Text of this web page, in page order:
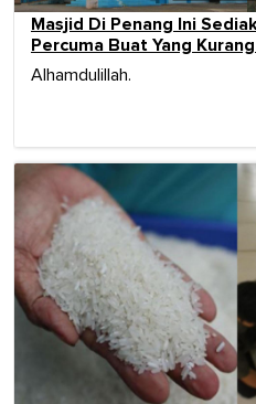
Masjid Di Penang Ini
Percuma Buat Yang
Alhamdulillah.